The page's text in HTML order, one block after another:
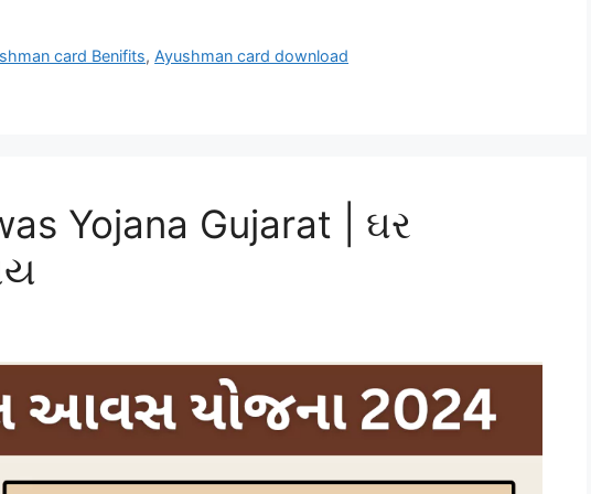
card Benifits, Ayushman card download
Yojana Gujarat | ઘર